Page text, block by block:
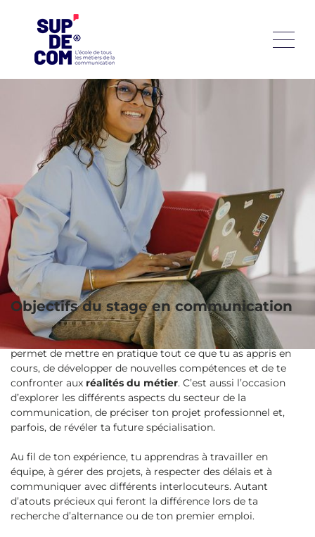
À SUP’DE COM, le stage n’est pas juste une formalité : c’est
une immersion. Dès que tu mets les pieds dans une
entreprise, tu entres dans le monde réel de la
communication. Tu vas créer, proposer, collaborer, parfois
te tromper — mais toujours apprendre. Que ce soit ta
première expérience ou celle qui va concrétiser ton profil,
on t’aide à trouver une mission qui te ressemble, à grandir
dans tes compétences et à te faire confiance. Et surtout, tu
ne fais pas ça seul : entre collègues, tuteur, référent école,
tu es accompagné.e pour réussir ce temps fort de ton
parcours.
Objectifs du stage en communication
Un stage c’est un véritableterrain d’expérimentation. Il te
permet de mettre en pratique tout ce que tu as appris en
cours, de développer de nouvelles compétences et de te
confronter aux réalités du métier. C’est aussi l’occasion
d’explorer les différents aspects du secteur de la
communication, de préciser ton projet professionnel et,
parfois, de révéler ta future spécialisation.
Au fil de ton expérience, tu apprendras à travailler en
équipe, à gérer des projets, à respecter des délais et à
communiquer avec différents interlocuteurs. Autant
d’atouts précieux qui feront la différence lors de ta
recherche d’alternance ou de ton premier emploi.